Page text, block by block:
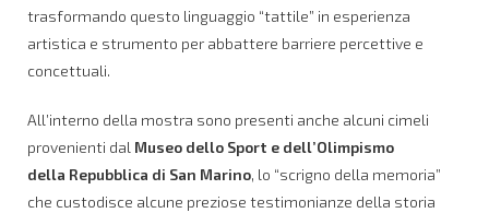
trasformando questo linguaggio “tattile” in esperienza
artistica e strumento per abbattere barriere percettive e
concettuali.
All’interno della mostra sono presenti anche alcuni cimeli
provenienti dal Museo dello Sport e dell’Olimpismo
della Repubblica di San Marino, lo “scrigno della memoria”
che custodisce alcune preziose testimonianze della storia